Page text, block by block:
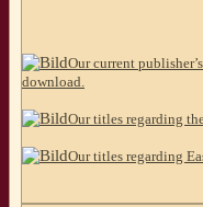
Our current
download.
Our titles regarding
Our titles regarding